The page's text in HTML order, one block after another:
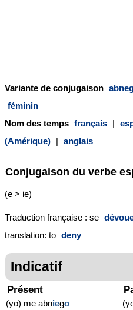
Variante de conjugaison
féminin
Nom des temps français |
(Amérique) | anglais
Conjugaison du verbe
(e > ie)
Traduction française : se
translation: to deny
Indicatif
Présent
(yo) me abniego